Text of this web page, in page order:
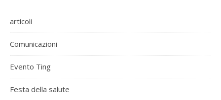
articoli
Comunicazioni
Evento Ting
Festa della salute